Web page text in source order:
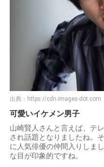
出典： https://cdn.images-dot.com
可愛いイケメン男子
山崎賢人さんと言えば、テ
され話題となりましたね。
に人気俳優の仲間入りしま
な目が印象的ですね。